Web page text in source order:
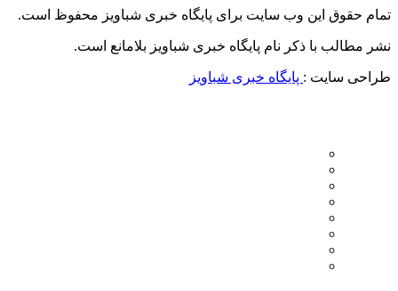
تمام حقوق این وب سایت برای پایگاه خبری شباویز محفوظ است.
نشر مطالب با ذکر نام پایگاه خبری شباویز بلامانع است.
طراحی سایت : پایگاه خبری شباویز